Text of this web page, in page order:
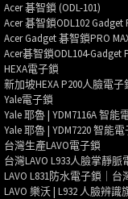
Acer 碁智鎖 (ODL-101)
Acer 碁智鎖ODL102
Acer Gadget 碁智鎖PRO
Acer碁智鎖ODL104-
HEXA電子鎖
新加坡HEXA P200人臉電
Yale電子鎖
Yale 耶魯 | YDM7116A 智能
Yale 耶魯 | YDM7220 智能
台灣生產LAVO電子鎖
台灣LAVO L933人臉掌靜
LAVO L831防水電子鎖｜
LAVO 樂沃 | L932 人臉辨識